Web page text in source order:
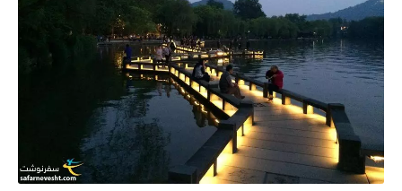
هند
مالزی
عراق
سفرنامه اروپا
رومانی